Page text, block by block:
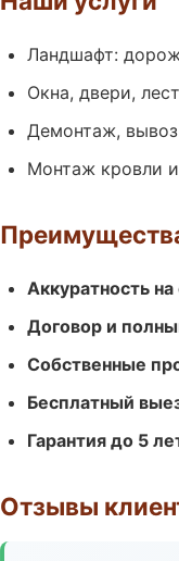
Ландшафт:
Окна, двери,
Демонтаж,
Монтаж кровли
Аккуратность
Договор и
Собственные
Бесплатный
Гарантия до 5
Отзывы